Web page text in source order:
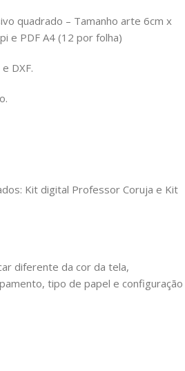
quadrado – Tamanho arte 6cm x
e PDF A4 (12 por folha)
DXF.
Kit digital Professor Coruja e Kit
diferente da cor da tela,
tipo de papel e configuração